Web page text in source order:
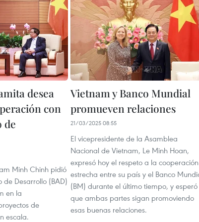
desea
con
de
Minh Chinh pidió
de Desarrollo (BAD)
en la
de
escala.
Vietnam y Banco Mundial
promueven relaciones
21/03/2025 08:55
El vicepresidente de la Asamblea
Nacional de Vietnam, Le Minh Hoan,
expresó hoy el respeto a la cooperación
estrecha entre su país y el Banco
(BM) durante el último tiempo, y esperó
que ambas partes sigan promoviendo
esas buenas relaciones.